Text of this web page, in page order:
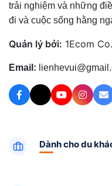
trải nghiệm và những
đi và cuộc sống hằng
Quản lý bởi: 1Ecom
Email:
Dành cho du